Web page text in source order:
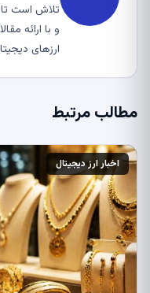
تلاش است تا
و با ارائه
ارزهای
مطالب مرتبط
اخبار ارز دیجیتال